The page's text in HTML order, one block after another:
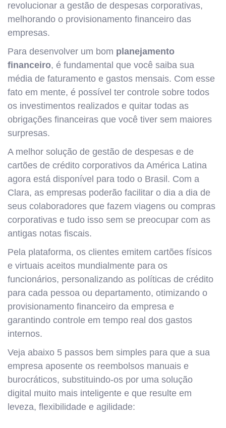
revolucionar a gestão de despesas corporativas,
melhorando o provisionamento financeiro das
empresas.
Para desenvolver um bom planejamento
financeiro, é fundamental que você saiba sua
média de faturamento e gastos mensais. Com esse
fato em mente, é possível ter controle sobre todos
os investimentos realizados e quitar todas as
obrigações financeiras que você tiver sem maiores
surpresas.
A melhor solução de gestão de despesas e de
cartões de crédito corporativos da América Latina
agora está disponível para todo o Brasil. Com a
Clara, as empresas poderão facilitar o dia a dia de
seus colaboradores que fazem viagens ou compras
corporativas e tudo isso sem se preocupar com as
antigas notas fiscais.
Pela plataforma, os clientes emitem cartões físicos
e virtuais aceitos mundialmente para os
funcionários, personalizando as políticas de crédito
para cada pessoa ou departamento, otimizando o
provisionamento financeiro da empresa e
garantindo controle em tempo real dos gastos
internos.
Veja abaixo 5 passos bem simples para que a sua
empresa aposente os reembolsos manuais e
burocráticos, substituindo-os por uma solução
digital muito mais inteligente e que resulte em
leveza, flexibilidade e agilidade: